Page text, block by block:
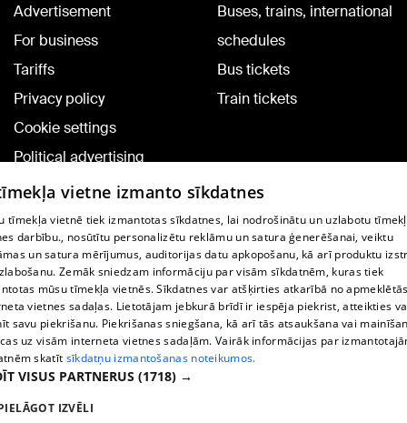
Advertisement
For business
Tariffs
Privacy policy
Cookie settings
Political advertising
Cookie policy
Commenting terms
Buses, trains, international
schedules
Bus tickets
Train tickets
TV program
Contract rules
360 Ziņu kontakti
Helio Media
Vortal assistance service: e-mail -
vietne izmanto sīkdatnes
tīmekļa vietnē tiek izmantotas sīkdatnes, lai nodrošinātu un uzlabotu
darbību., nosūtītu personalizētu reklāmu un satura ģenerēšanai, veiktu
un satura mērījumus, auditorijas datu apkopošanu, kā arī produktu
Zemāk sniedzam informāciju par visām sīkdatnēm, kuras tiek
mūsu tīmekļa vietnēs. Sīkdatnes var atšķirties atkarībā no
vietnes sadaļas. Lietotājam jebkurā brīdī ir iespēja piekrist, atteikties
savu piekrišanu. Piekrišanas sniegšana, kā arī tās atsaukšana vai
uz visām interneta vietnes sadaļām. Vairāk informācijas par
skatīt sīkdatņu izmantošanas noteikumos.
VISUS PARTNERUS (1718) →
IZVĒLI